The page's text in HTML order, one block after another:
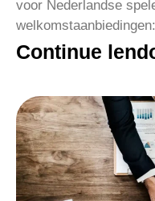
voor Nederlandse
Continue